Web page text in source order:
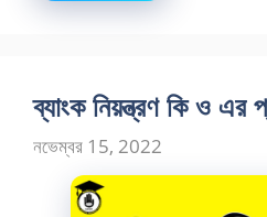
ব্যাংক নিয়ন্ত্রণ কি ও এর
নভেম্বর 15, 2022